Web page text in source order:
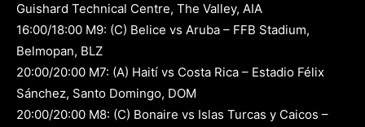
Guishard Technical Centre, The Valley, AIA
16:00/18:00 M9: (C) Belice vs Aruba – FFB Stadium,
Belmopan, BLZ
20:00/20:00 M7: (A) Haití vs Costa Rica – Estadio Félix
Sánchez, Santo Domingo, DOM
20:00/20:00 M8: (C) Bonaire vs Islas Turcas y Caicos –